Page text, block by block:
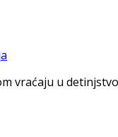
vraćaju u